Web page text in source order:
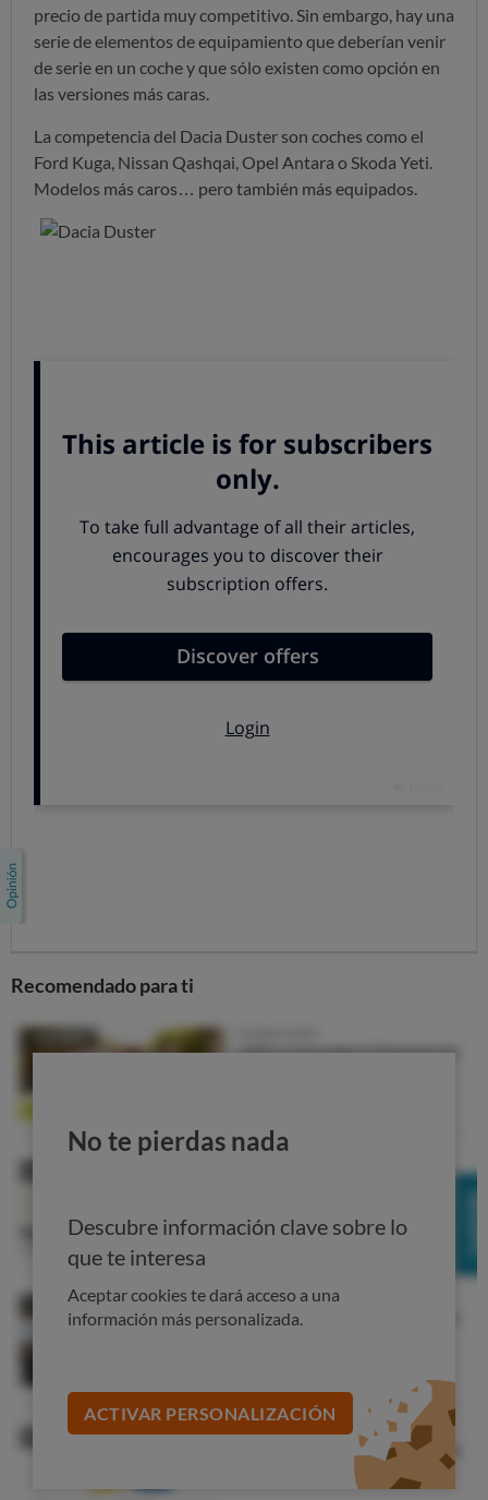
precio de partida muy competitivo. Sin embargo, hay una
serie de elementos de equipamiento que deberían venir
de serie en un coche y que sólo existen como opción en
las versiones más caras.
La competencia del Dacia Duster son coches como el
Ford Kuga, Nissan Qashqai, Opel Antara o Skoda Yeti.
Modelos más caros… pero también más equipados.
El precio como argumento
comprar desde 10.900 euros, pero para nuestros análisis
hemos usado una versión superior: el modelo analizado
ha sido el 1.5 dci 110 4x2, que se vende a partir de
El Duster es un coche barato. Aparte del precio, no
Fallan detalles de ergonomía: el salpicadero está
situado demasiado bajo, hay ciertos mandos
colocados en lugares poco accesibles…
La climatización y habitabilidad trasera son
Sin embargo, el motor del modelo analizado es bueno:
Entrega la potencia con una gran suavidad y
Recomendado para ti
No te pierdas nada
Descubre información clave sobre lo
que te interesa
Aceptar cookies te dará acceso a una
información más personalizada.
ACTIVAR PERSONALIZACIÓN